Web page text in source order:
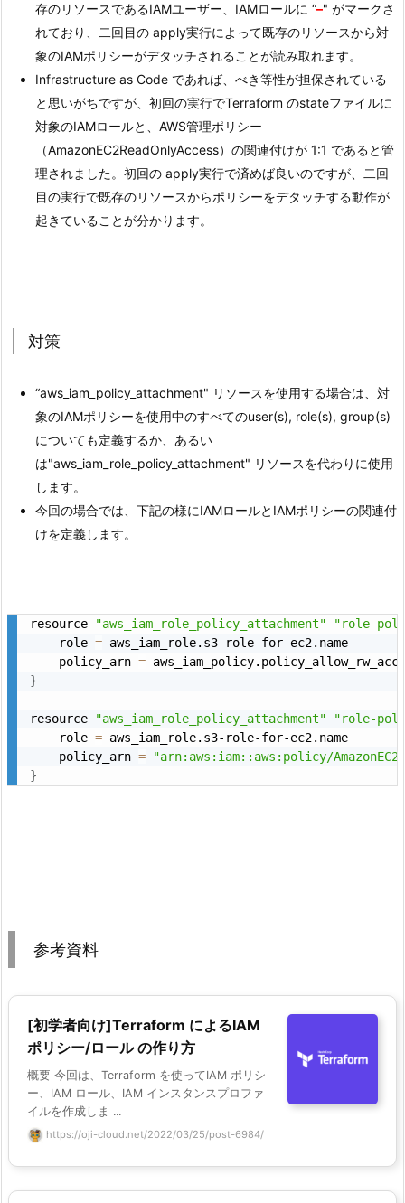
存のリソースであるIAMユーザー、IAMロールに “–" がマークさ
れており、二回目の apply実行によって既存のリソースから対
象のIAMポリシーがデタッチされることが読み取れます。
Infrastructure as Code であれば、べき等性が担保されている
と思いがちですが、初回の実行でTerraform のstateファイルに
対象のIAMロールと、AWS管理ポリシー
（AmazonEC2ReadOnlyAccess）の関連付けが 1:1 であると管
理されました。初回の apply実行で済めば良いのですが、二回
目の実行で既存のリソースからポリシーをデタッチする動作が
起きていることが分かります。
対策
“aws_iam_policy_attachment" リソースを使用する場合は、対
象のIAMポリシーを使用中のすべてのuser(s), role(s), group(s)
についても定義するか、あるい
は"aws_iam_role_policy_attachment" リソースを代わりに使用
します。
今回の場合では、下記の様にIAMロールとIAMポリシーの関連付
けを定義します。
resource "aws_iam_role_policy_attachment"
"role-
    role
= aws_iam_role.s3-role-for-ec2.name
    policy_arn
=
}
resource "aws_iam_role_policy_attachment"
"role-
    role
= aws_iam_role.s3-role-for-ec2.name
    policy_arn
=
"arn:aws:iam::aws:policy/
}
参考資料
[初学者向け]Terraform によるIAM
ポリシー/ロール の作り方
概要 今回は、Terraform を使ってIAM ポリシ
ー、IAM ロール、IAM インスタンスプロファ
イルを作成しま ...
https://oji-cloud.net/2022/03/25/post-6984/